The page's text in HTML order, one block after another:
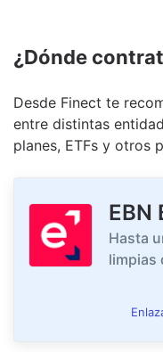
¿Dónde
Desde Finect te
entre distintas
planes, ETFs y otros
EBN
Hasta
limpias